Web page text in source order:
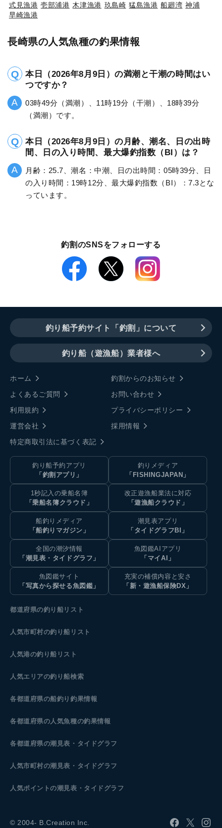
式見漁港 壱部浦港 木津漁港 玖島崎 猛島漁港 船廻湾 神浦
早崎漁港
長崎県の人気魚種の釣果情報
本日（2026年8月9日）の満潮と干潮の時間はい
つですか？
03時49分（満潮）、11時19分（干潮）、18時39分
（満潮）です。
本日（2026年8月9日）の月齢、潮名、日の出時
間、日の入り時間、最大爆釣指数（BI）は？
月齢：25.7、潮名：中潮、日の出時間：05時39分、日
の入り時間：19時12分、最大爆釣指数（BI）：7.3とな
っています。
釣割のSNSをフォローする
釣り船予約サイト「釣割」について
釣り船（遊漁船）業者様へ
ホーム
釣割からのお知らせ
よくあるご質問
お問い合わせ
利用規約
プライバシーポリシー
運営会社
採用情報
特定商取引法に基づく表記
釣り船予約アプリ
「釣割アプリ」
釣りメディア
「FISHINGJAPAN」
1秒記入の乗船名簿
「乗船名簿クラウド」
改正遊漁船業法に対応
「遊漁船クラウド」
船釣りメディア
「船釣りマガジン」
潮見表アプリ
「タイドグラフBI」
全国の潮汐情報
「潮見表・タイドグラフ」
魚図鑑AIアプリ
「マイAI」
魚図鑑サイト
「写真から探せる魚図鑑」
充実の補償内容と安さ
「新・遊漁船保険DX」
都道府県の釣り船リスト
人気市町村の釣り船リスト
人気港の釣り船リスト
人気エリアの釣り船検索
各都道府県の船釣り釣果情報
各都道府県の人気魚種の釣果情報
各都道府県の潮見表 ・タイドグラフ
人気市町村の潮見表・タイドグラフ
人気ポイントの潮見表・タイドグラフ
© 2004- B.Creation Inc.